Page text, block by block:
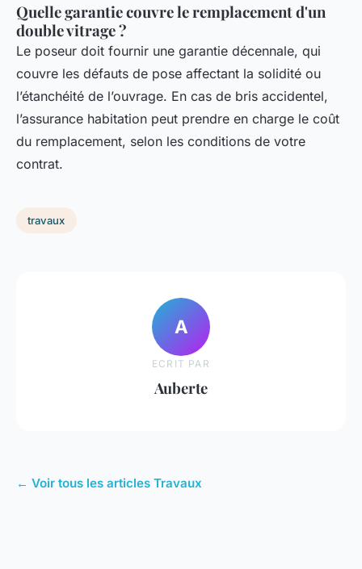
Quelle garantie couvre le remplacement d'un
double vitrage ?
Le poseur doit fournir une garantie décennale, qui
couvre les défauts de pose affectant la solidité ou
l’étanchéité de l’ouvrage. En cas de bris accidentel,
l’assurance habitation peut prendre en charge le coût
du remplacement, selon les conditions de votre
contrat.
travaux
A
ECRIT PAR
Auberte
← Voir tous les articles Travaux